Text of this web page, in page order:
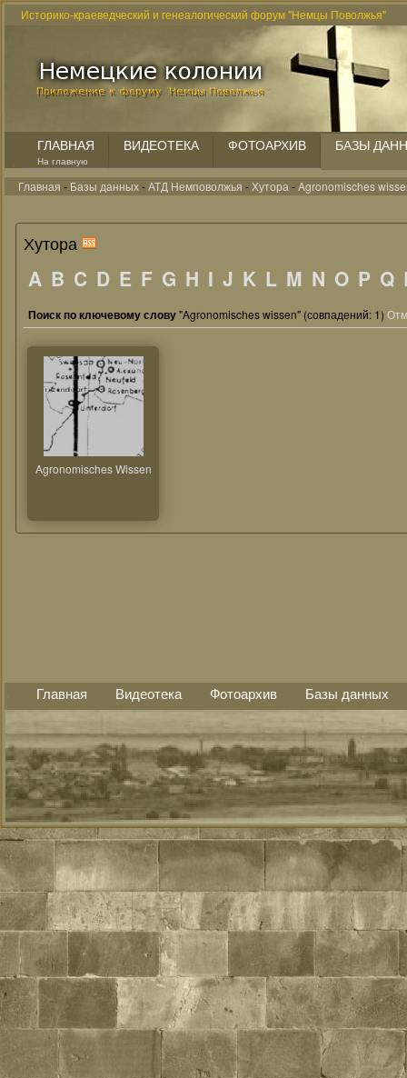
Историко-краеведческий и генеалогический форум "Немцы Поволжья"
ГЛАВНАЯ
На главную
ВИДЕОТЕКА ФОТОАРХИВ БАЗЫ
Главная - Базы данных-АТД Немповолжья -Хутора -Agronomisches
Хутора
A B C D E F G H I J K L M N O P Q
Поиск по ключевому слову"Agronomisches wissen" (совпадений: 1)
Agronomisches Wissen
Главная Видеотека Фотоархив Базы данных